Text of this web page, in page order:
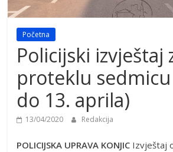
Početna
Policijski izvještaj
proteklu sedmicu
do 13. aprila)
13/04/2020 Redakcija
POLICIJSKA UPRAVA KONJIC Izvještaj